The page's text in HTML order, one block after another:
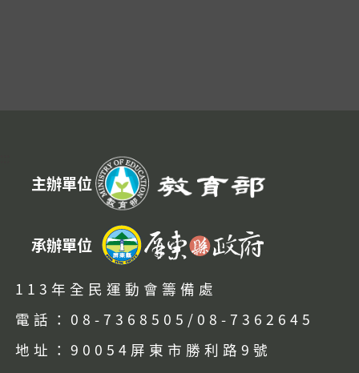
主辦單位
承辦單位
113年全民運動會籌備處
電話：08-7368505/08-7362645
地址：90054屏東市勝利路9號